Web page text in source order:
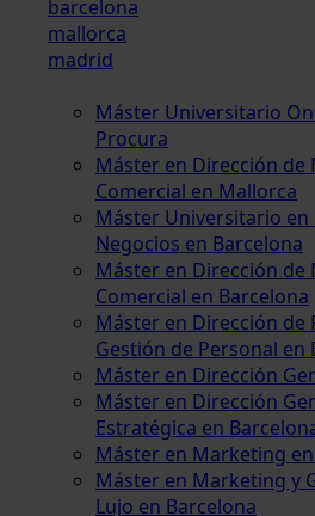
barcelona
mallorca
madrid
Máster Universitario
Procura
Máster en Dirección de
Comercial en Mallorca
Máster Universitario
Negocios en Barcelona
Máster en Dirección de
Comercial en Barcelona
Máster en Dirección de
Gestión de Personal en
Máster en Dirección
Máster en Dirección
Estratégica en
Máster en Marketing
Máster en Marketing y
Lujo en Barcelona